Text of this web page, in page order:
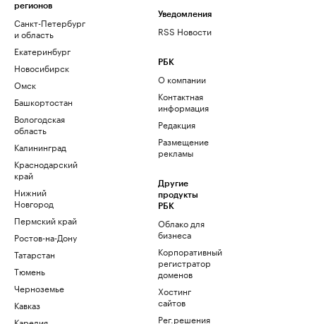
регионов
Санкт-Петербург
и область
Екатеринбург
Новосибирск
Омск
Башкортостан
Вологодская
область
Калининград
Краснодарский
край
Нижний
Новгород
Пермский край
Ростов-на-Дону
Татарстан
Тюмень
Черноземье
Кавказ
Уведомления
RSS Новости
РБК
О компании
Контактная
информация
Редакция
Размещение
рекламы
Другие
продукты
РБК
Облако для
бизнеса
Корпоративный
регистратор
доменов
Хостинг
сайтов
Рег.решения